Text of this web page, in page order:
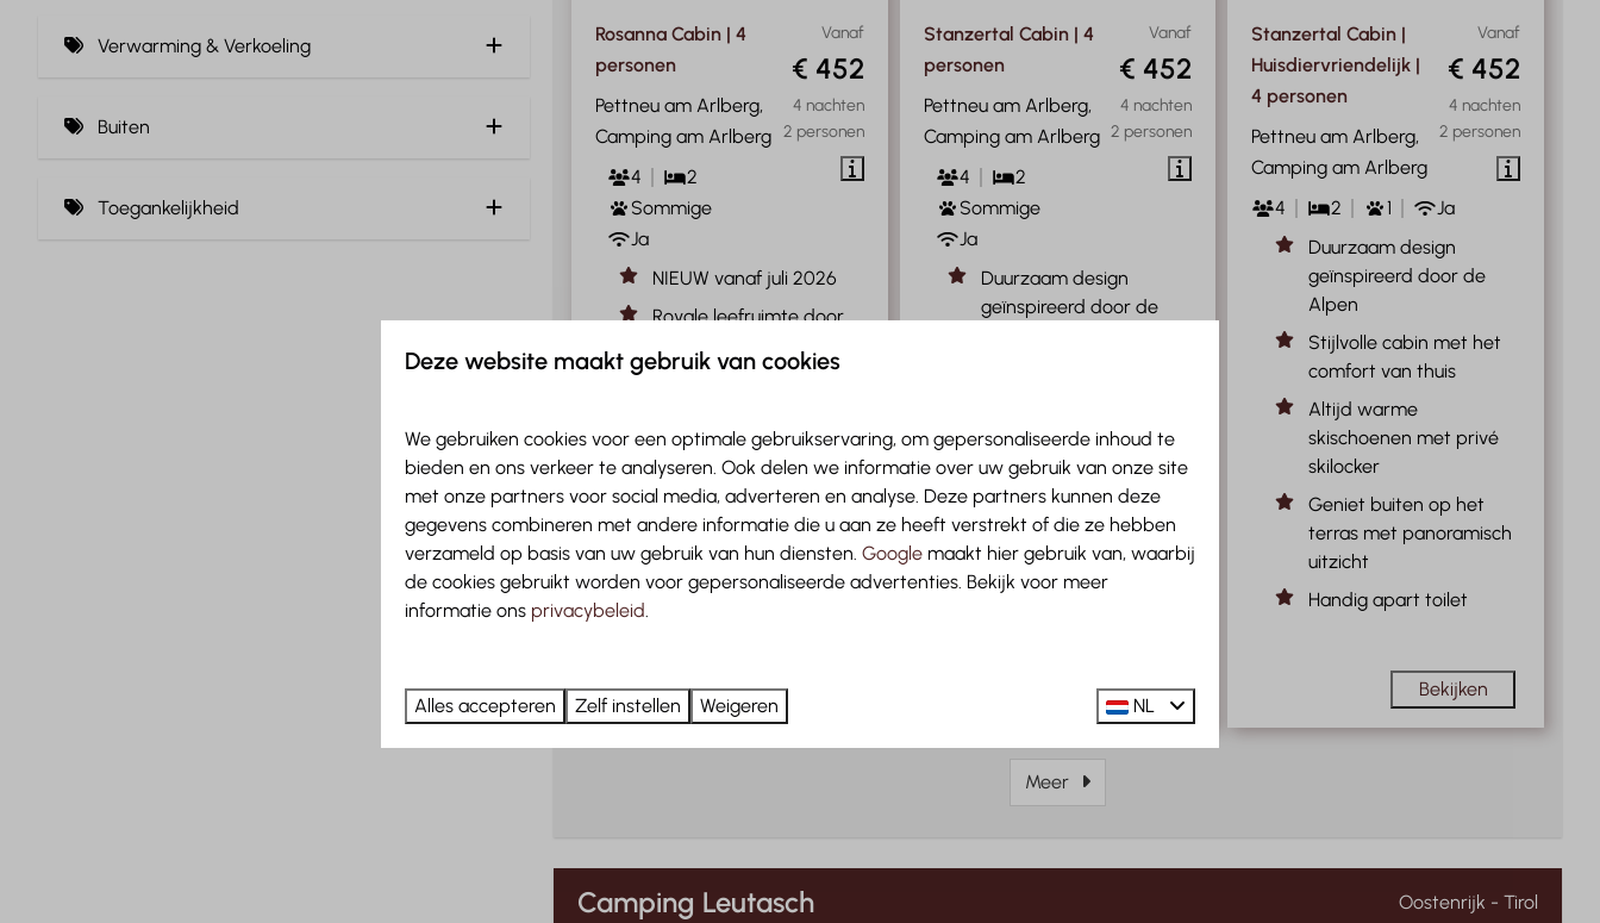
Toilet (5)
Verwarming & Verkoeling
Buiten
Toegankelijkheid
Vanaf
€ 452
4 nachten
2 personen
Rosanna Cabin | 4
personen
Pettneu am Arlberg,
Camping am Arlberg
4
2
Sommige
Ja
NIEUW vanaf juli 2026
Royale leefruimte door
Altijd warme
skischoenen met privé
skilocker
Bekijken
Vanaf
€ 452
4 nachten
2 personen
Stanzertal Cabin | 4
personen
Pettneu am Arlberg,
Camping am Arlberg
4
2
Sommige
Ja
Duurzaam design
geïnspireerd door de
Altijd warme
skischoenen met privé
skilocker
Geniet buiten op het
terras met panoramisch
uitzicht
Bekijken
Vanaf
€ 452
4 nachten
2 personen
Stanzertal Cabin |
Huisdiervriendelijk |
4 personen
Pettneu am Arlberg,
Camping am Arlberg
4
2 1
Ja
Duurzaam design
geïnspireerd door de
Alpen
Stijlvolle cabin met het
comfort van thuis
Altijd warme
skischoenen met privé
skilocker
Geniet buiten op het
terras met panoramisch
uitzicht
Handig apart toilet
Bekijken
Meer
Camping Leutasch Oostenrijk - Tirol
Deze website maakt gebruik van cookies
We gebruiken cookies voor een optimale gebruikservaring, om gepersonaliseerde inhoud te
bieden en ons verkeer te analyseren. Ook delen we informatie over uw gebruik van onze site
met onze partners voor social media, adverteren en analyse. Deze partners kunnen deze
gegevens combineren met andere informatie die u aan ze heeft verstrekt of die ze hebben
verzameld op basis van uw gebruik van hun diensten. Google maakt hier gebruik van, waarbij
de cookies gebruikt worden voor gepersonaliseerde advertenties. Bekijk voor meer
informatie ons privacybeleid
Alles accepteren Zelf instellen Weigeren NL